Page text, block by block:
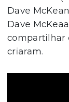
Dave
Dave
compartilhar
criaram.